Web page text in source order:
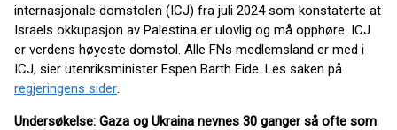
internasjonale domstolen (ICJ) fra juli 2024 som konstaterte at
Israels okkupasjon av Palestina er ulovlig og må opphøre. ICJ
er verdens høyeste domstol. Alle FNs medlemsland er med i
ICJ, sier utenriksminister Espen Barth Eide. Les saken på
regjeringens sider.
Undersøkelse: Gaza og Ukraina nevnes 30 ganger så ofte som